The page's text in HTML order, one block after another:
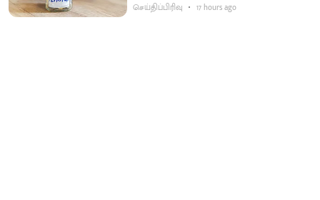
செய்திப்பிரிவு 17 hours ago